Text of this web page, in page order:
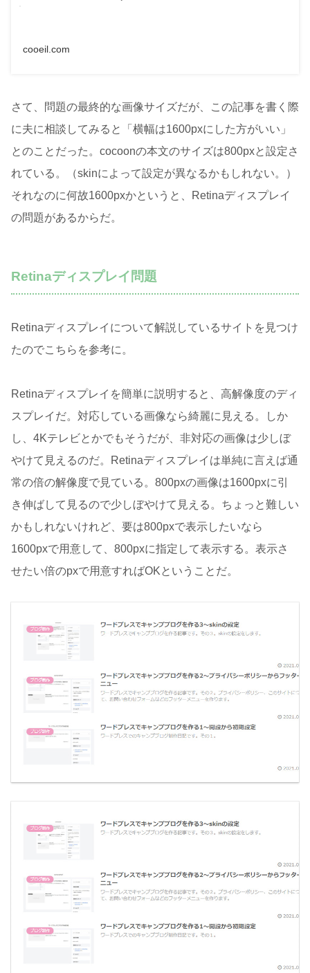
cooeil.com
さて、問題の最終的な画像サイズだが、この記事を書く際
に夫に相談してみると「横幅は1600pxにした方がいい」
とのことだった。cocoonの本文のサイズは800pxと設定さ
れている。（skinによって設定が異なるかもしれない。）
それなのに何故1600pxかというと、Retinaディスプレイ
の問題があるからだ。
Retinaディスプレイ問題
Retinaディスプレイについて解説しているサイトを見つけ
たのでこちらを参考に。
Retinaディスプレイを簡単に説明すると、高解像度のディ
スプレイだ。対応している画像なら綺麗に見える。しか
し、4Kテレビとかでもそうだが、非対応の画像は少しぼ
やけて見えるのだ。Retinaディスプレイは単純に言えば通
常の倍の解像度で見ている。800pxの画像は1600pxに引
き伸ばして見るので少しぼやけて見える。ちょっと難しい
かもしれないけれど、要は800pxで表示したいなら
1600pxで用意して、800pxに指定して表示する。表示さ
せたい倍のpxで用意すればOKということだ。